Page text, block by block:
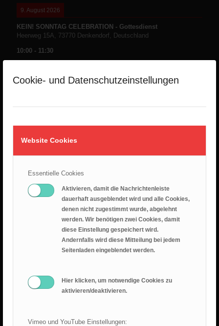
Cookie- und Datenschutzeinstellungen
Website Cookies
Essentielle Cookies
Aktivieren, damit die Nachrichtenleiste
dauerhaft ausgeblendet wird und alle Cookies,
denen nicht zugestimmt wurde, abgelehnt
werden. Wir benötigen zwei Cookies, damit
diese Einstellung gespeichert wird.
Andernfalls wird diese Mitteilung bei jedem
Seitenladen eingeblendet werden.
Hier klicken, um notwendige Cookies zu
aktivieren/deaktivieren.
Vimeo und YouTube Einstellungen:
9. August 2026
KEIN! SONNTAG CELEBRATION - Gottesdienst
Heerweg 15A, 73770 Denkendorf, Deutschland
10:00- 11:30
Predigt 2026.07.19 – Epheserbief Kap. 6
28. Juni 2026